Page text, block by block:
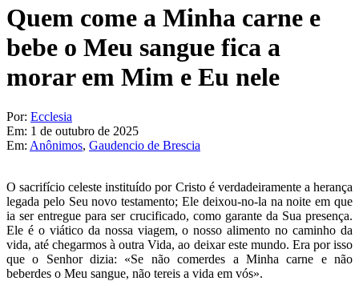
Quem come a Minha carne e
bebe o Meu sangue fica a
morar em Mim e Eu nele
Por: Ecclesia
Em: 1 de outubro de 2025
Em: Anônimos, Gaudencio de Brescia
O sacrifício celeste instituído por Cristo é verdadeiramente a herança
legada pelo Seu novo testamento; Ele deixou-no-la na noite em que
ia ser entregue para ser crucificado, como garante da Sua presença.
Ele é o viático da nossa viagem, o nosso alimento no caminho da
vida, até chegarmos à outra Vida, ao deixar este mundo. Era por isso
que o Senhor dizia: «Se não comerdes a Minha carne e não
beberdes o Meu sangue, não tereis a vida em vós».